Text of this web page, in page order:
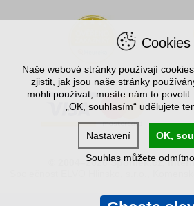
© 2004–2026 Spořílek.cz,
Cookies
Naše webové stránky používají
zjistit, jak jsou naše stránky
mohli používat, musíte nám to
„OK, souhlasím“ udělujete
Nastavení
OK,
Souhlas můžete